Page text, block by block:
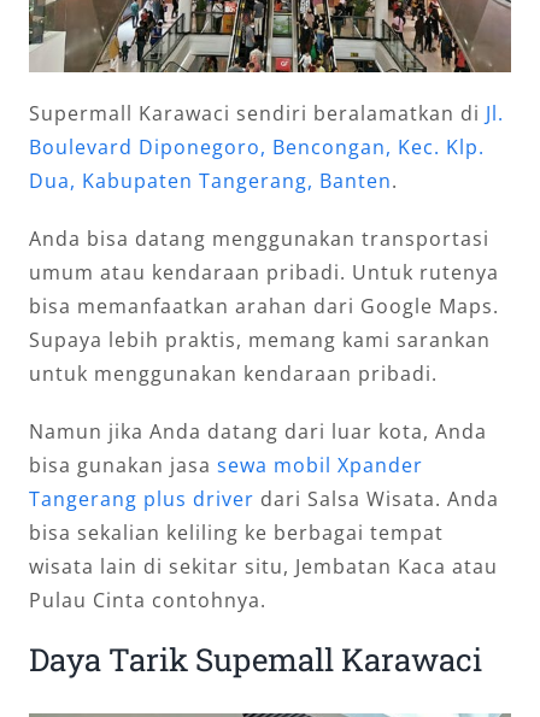
Supermall Karawaci sendiri beralamatkan di Jl.
Boulevard Diponegoro, Bencongan, Kec. Klp.
Dua, Kabupaten Tangerang, Banten.
Anda bisa datang menggunakan transportasi
umum atau kendaraan pribadi. Untuk rutenya
bisa memanfaatkan arahan dari Google Maps.
Supaya lebih praktis, memang kami sarankan
untuk menggunakan kendaraan pribadi.
Namun jika Anda datang dari luar kota, Anda
bisa gunakan jasa sewa mobil Xpander
Tangerang plus driver dari Salsa Wisata. Anda
bisa sekalian keliling ke berbagai tempat
wisata lain di sekitar situ, Jembatan Kaca atau
Pulau Cinta contohnya.
Daya Tarik Supemall Karawaci